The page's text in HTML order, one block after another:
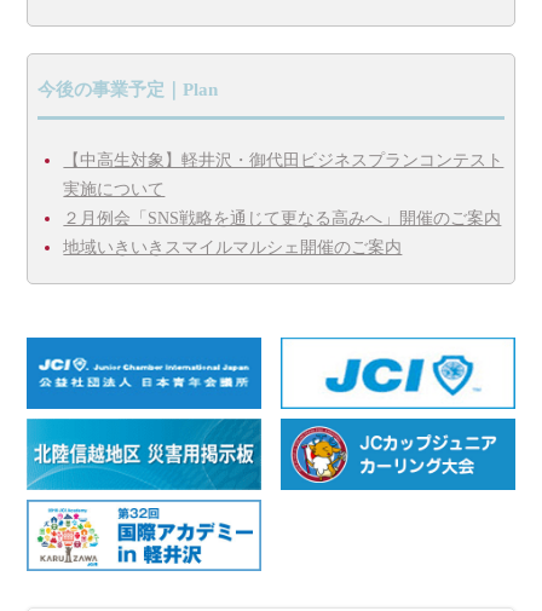
今後の事業予定｜Plan
【中高生対象】軽井沢・御代田ビジネスプランコンテスト
実施について
２月例会「SNS戦略を通じて更なる高みへ」開催のご案内
地域いきいきスマイルマルシェ開催のご案内